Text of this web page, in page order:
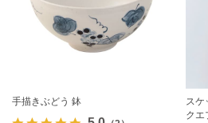
手描きぶどう 鉢
スケ
クエ